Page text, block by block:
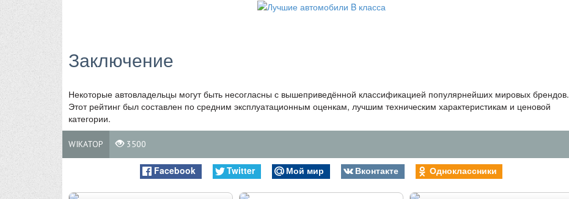
Заключение
Некоторые автовладельцы могут быть несогласны с вышеприведённой классификацией популярнейших мировых брендов.
Этот рейтинг был составлен по средним эксплуатационным оценкам, лучшим техническим характеристикам и ценовой
категории.
WIKATOP 3500
Facebook Twitter Мой мир Вконтакте Одноклассники